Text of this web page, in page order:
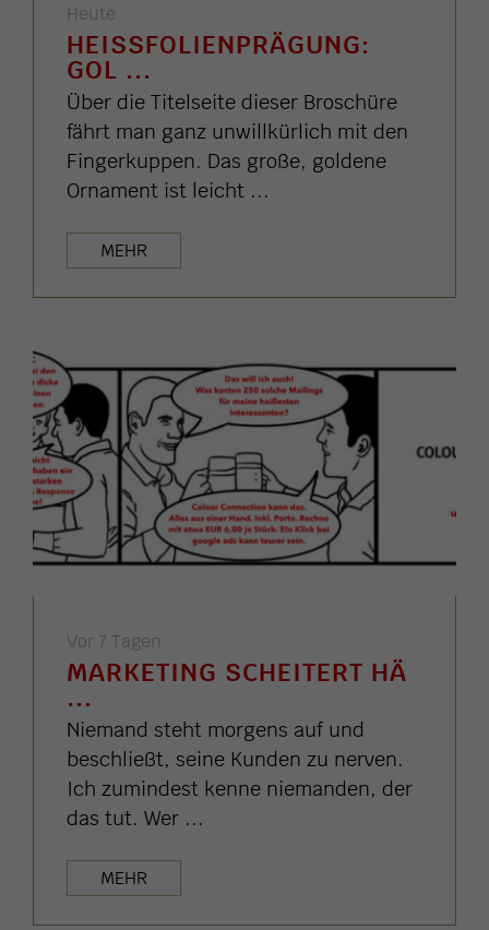
Heute
HEISSFOLIENPRÄGUNG: G
OL ...
Über die Titelseite dieser Broschüre
fährt man ganz unwillkürlich mit den
Fingerkuppen. Das große, goldene
Ornament ist leicht ...
MEHR
Vor 7 Tagen
MARKETING SCHEITERT HÄ
...
Niemand steht morgens auf und
beschließt, seine Kunden zu nerven.
Ich zumindest kenne niemanden, der
das tut. Wer ...
MEHR